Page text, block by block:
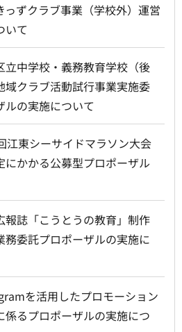
っずクラブ事業（学校外）運営
いて
立中学校・義務教育学校（後
域クラブ活動試行事業実施委
の実施について
江東シーサイドマラソン大会
にかかる公募型プロポーザル
報誌「こうとうの教育」制作
務委託プロポーザルの実施に
を活用したプロモーション
係るプロポーザルの実施につ